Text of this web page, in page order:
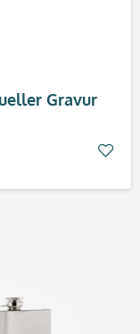
Gravur